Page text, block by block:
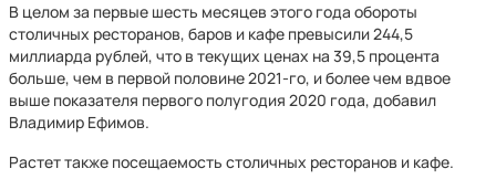
В целом за первые шесть месяцев этого года обороты
столичных ресторанов, баров и кафе превысили 244,5
миллиарда рублей, что в текущих ценах на 39,5 процента
больше, чем в первой половине 2021-го, и более чем вдвое
выше показателя первого полугодия 2020 года, добавил
Владимир Ефимов.
Растет также посещаемость столичных ресторанов и кафе.